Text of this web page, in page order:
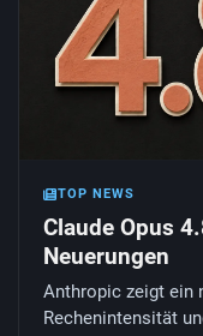
TOP NEWS
Claude Opus
Neuerungen
Anthropic zeigt ein
Rechenintensität